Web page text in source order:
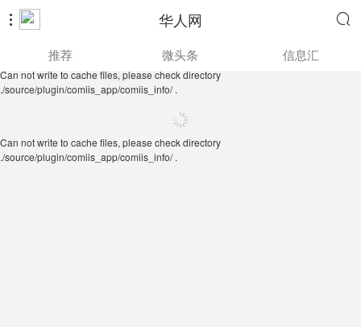
 华人网 
./source/plugin/comiis_app/comiis_info/ .
推荐 微头条 信息汇
Can not write to cache files, please check directory
./source/plugin/comiis_app/comiis_info/ .
Can not write to cache files, please check directory
./source/plugin/comiis_app/comiis_info/ .